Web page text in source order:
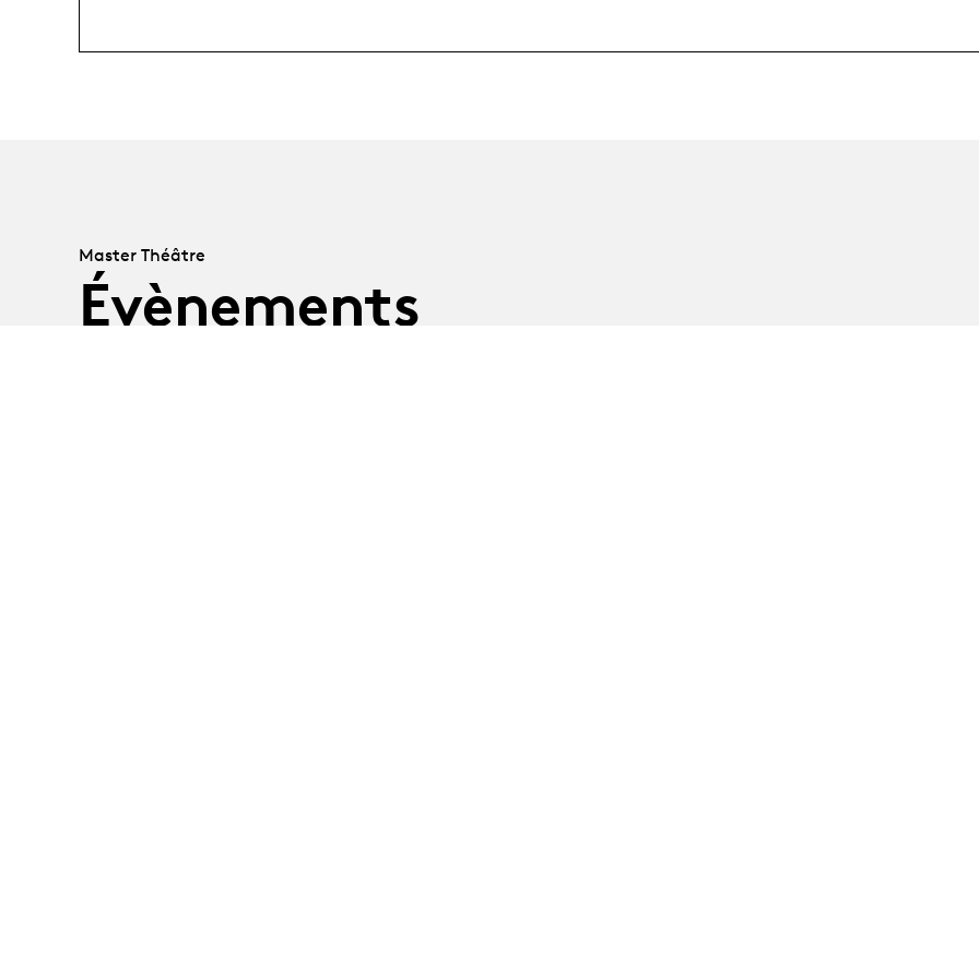
Master Théâtre
Évènements